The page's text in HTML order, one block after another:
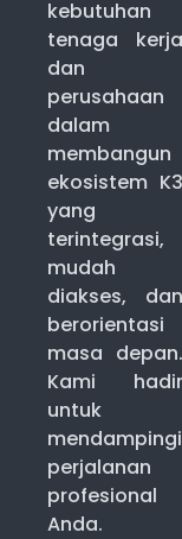
kebutuhan
tenaga kerja
dan
perusahaan
dalam
membangun
ekosistem K3
yang
terintegrasi,
mudah
diakses, dan
berorientasi
masa depan.
Kami hadir
untuk
mendampingi
perjalanan
profesional
Anda.